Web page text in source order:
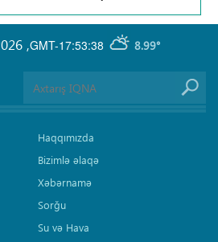
GMT-17:53:38 8.99°
,
Haqqımızda
Bizimlə əlaqə
Xəbərnamə
Sorğu
Su və Hava